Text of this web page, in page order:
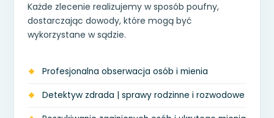
Każde zlecenie realizujemy w sposób poufny,
dostarczając dowody, które mogą być
wykorzystane w sądzie.
Profesjonalna obserwacja osób i mienia
Detektyw zdrada | sprawy rodzinne i rozwodowe